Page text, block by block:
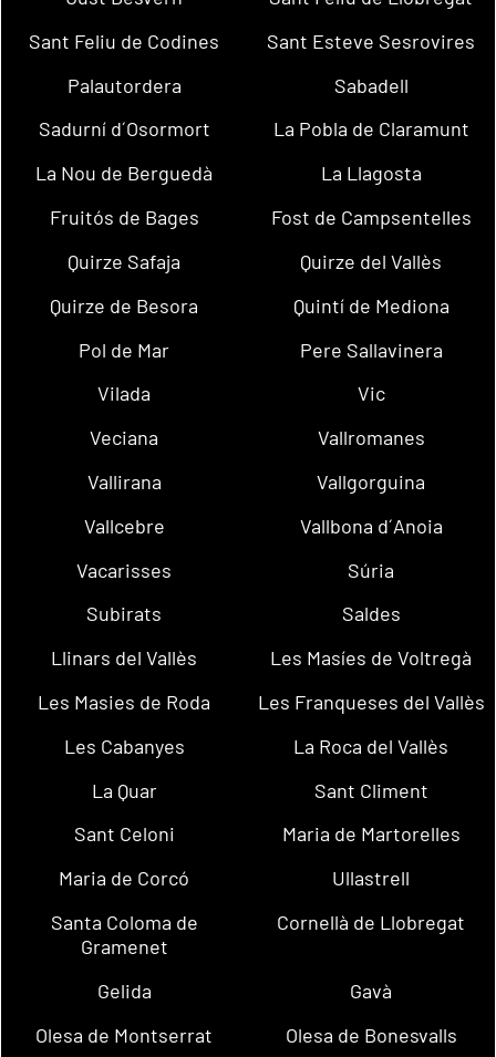
Sant Feliu de Codines
Sant Esteve Sesrovires
Palautordera
Sabadell
Sadurní d´Osormort
La Pobla de Claramunt
La Nou de Berguedà
La Llagosta
Fruitós de Bages
Fost de Campsentelles
Quirze Safaja
Quirze del Vallès
Quirze de Besora
Quintí de Mediona
Pol de Mar
Pere Sallavinera
Vilada
Vic
Veciana
Vallromanes
Vallirana
Vallgorguina
Vallcebre
Vallbona d´Anoia
Vacarisses
Súria
Subirats
Saldes
Llinars del Vallès
Les Masíes de Voltregà
Les Masies de Roda
Les Franqueses del Vallès
Les Cabanyes
La Roca del Vallès
La Quar
Sant Climent
Sant Celoni
Maria de Martorelles
Maria de Corcó
Ullastrell
Santa Coloma de
Gramenet
Cornellà de Llobregat
Gelida
Gavà
Olesa de Montserrat
Olesa de Bonesvalls